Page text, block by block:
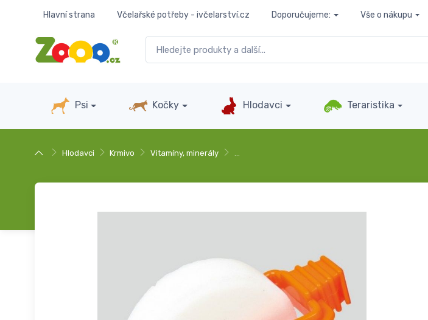
Hlavní strana Včelařské potřeby - ivčelarství.cz Doporučujeme: Vše o nákupu
Psi Kočky Hlodavci Teraristika
Hlodavci Krmivo Vitamíny, minerály …